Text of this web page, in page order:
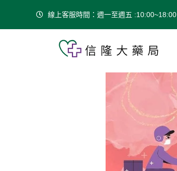
線上客服時間：週一至週五 :10:00~18:00